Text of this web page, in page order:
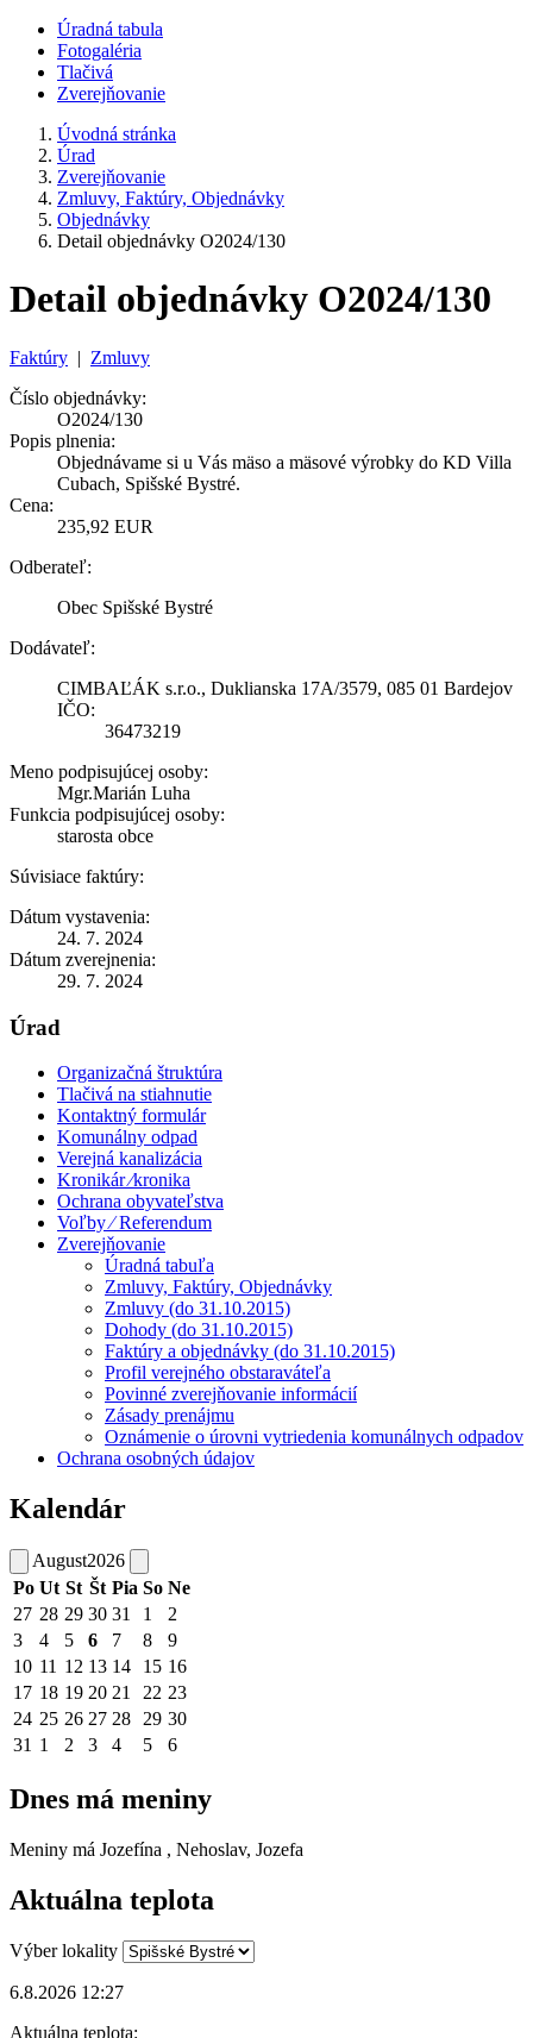
Úradná tabula
Fotogaléria
Tlačivá
Zverejňovanie
Úvodná stránka
Úrad
Zverejňovanie
Zmluvy, Faktúry, Objednávky
Objednávky
Detail objednávky O2024/130
Detail objednávky O2024/130
Faktúry | Zmluvy
Číslo objednávky:
O2024/130
Popis plnenia:
Objednávame si u Vás mäso a mäsové výrobky do KD Villa
Cubach, Spišské Bystré.
Cena:
235,92 EUR
Odberateľ:
Obec Spišské Bystré
Dodávateľ:
CIMBAĽÁK s.r.o., Duklianska 17A/3579, 085 01 Bardejov
IČO:
36473219
Meno podpisujúcej osoby:
Mgr.Marián Luha
Funkcia podpisujúcej osoby:
starosta obce
Súvisiace faktúry:
Dátum vystavenia:
24. 7. 2024
Dátum zverejnenia:
29. 7. 2024
Úrad
Organizačná štruktúra
Tlačivá na stiahnutie
Kontaktný formulár
Komunálny odpad
Verejná kanalizácia
Kronikár ⁄kronika
Ochrana obyvateľstva
Voľby ⁄ Referendum
Zverejňovanie
Úradná tabuľa
Zmluvy, Faktúry, Objednávky
Zmluvy (do 31.10.2015)
Dohody (do 31.10.2015)
Faktúry a objednávky (do 31.10.2015)
Profil verejného obstaraváteľa
Povinné zverejňovanie informácií
Zásady prenájmu
Oznámenie o úrovni vytriedenia komunálnych odpadov
Ochrana osobných údajov
Kalendár
August2026
Po Ut St Št Pia So Ne
27 28 29 30 31 1
2
3
4 5 6 7 8
9
10 11 12 13 14 15 16
17 18 19 20 21 22 23
24 25 26 27 28 29 30
31 1 2 3 4 5 6
Dnes má meniny
Meniny má Jozefína , Nehoslav, Jozefa
Aktuálna teplota
Výber lokality
6.8.2026 12:27
Aktuálna teplota: